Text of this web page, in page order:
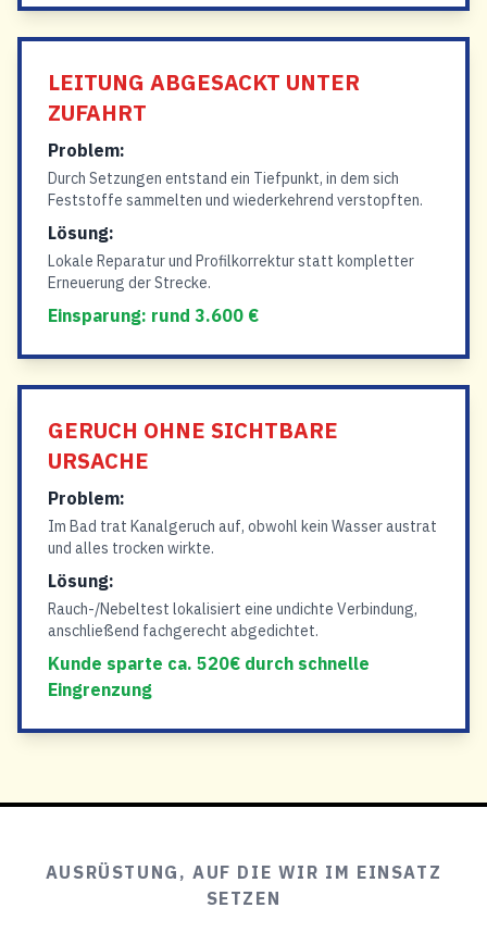
LEITUNG ABGESACKT UNTER
ZUFAHRT
Problem:
Durch Setzungen entstand ein Tiefpunkt, in dem sich
Feststoffe sammelten und wiederkehrend verstopften.
Lösung:
Lokale Reparatur und Profilkorrektur statt kompletter
Erneuerung der Strecke.
Einsparung: rund 3.600 €
GERUCH OHNE SICHTBARE
URSACHE
Problem:
Im Bad trat Kanalgeruch auf, obwohl kein Wasser austrat
und alles trocken wirkte.
Lösung:
Rauch-/Nebeltest lokalisiert eine undichte Verbindung,
anschließend fachgerecht abgedichtet.
Kunde sparte ca. 520€ durch schnelle
Eingrenzung
AUSRÜSTUNG, AUF DIE WIR IM EINSATZ
SETZEN